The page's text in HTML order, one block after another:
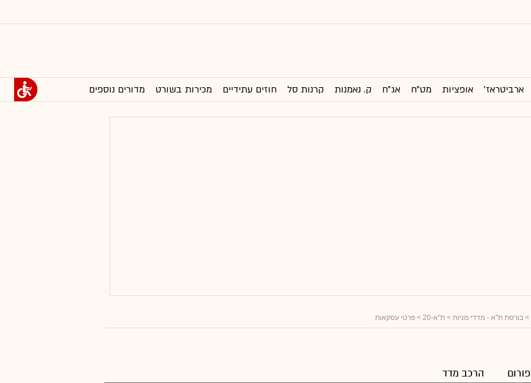
ארביטראז' אופציות מט"ח אג"ח ק. נאמנות קרנות סל חוזים עתידיים מכירות בשורט מדורים נוספים
> בורסת ת"א - מדדי מניות > ת"א-20 > פרטי עסקאות
פורום הרכב מדד